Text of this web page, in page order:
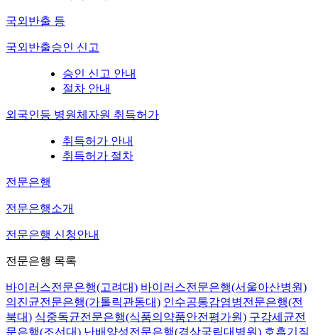
국외반출 등
국외반출승인 신고
승인 신고 안내
절차 안내
외국인등 병원체자원 취득허가
취득허가 안내
취득허가 절차
전문은행
전문은행소개
전문은행 신청안내
전문은행 목록
바이러스전문은행(고려대) 바이러스전문은행(서울아산병원)
의진균전문은행(가톨릭관동대) 인수공통감염병전문은행(전
북대) 식중독균전문은행(식품의약품안전평가원) 구강세균전
문은행(조선대) 난배양성전문은행(경상국립대병원) 호흡기질